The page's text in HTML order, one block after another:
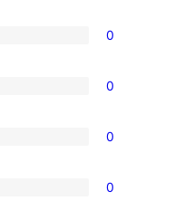
0
0
0
0